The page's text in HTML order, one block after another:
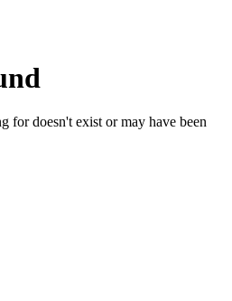
for doesn't exist or may have been